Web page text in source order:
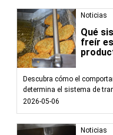
Noticias
Qué
freír
Descubra cómo el
determina el sistema de
2026-05-06
Noticias